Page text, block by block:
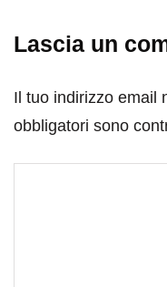
Lascia un
Il tuo indirizzo email
obbligatori sono